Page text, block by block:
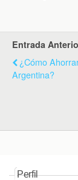
Entrada
¿Cómo
Argentina?
Perfil